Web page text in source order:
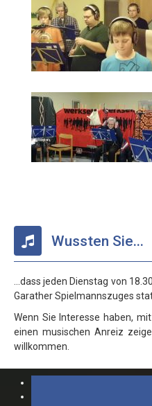
Wussten Sie...
...dass jeden Dienstag von
Garather Spielmannszuges
Wenn Sie Interesse haben,
einen musischen Anreiz
willkommen.